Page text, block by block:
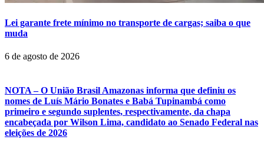
Lei garante frete mínimo no transporte de cargas; saiba o que
muda
6 de agosto de 2026
NOTA – O União Brasil Amazonas informa que definiu os
nomes de Luís Mário Bonates e Babá Tupinambá como
primeiro e segundo suplentes, respectivamente, da chapa
encabeçada por Wilson Lima, candidato ao Senado Federal nas
eleições de 2026